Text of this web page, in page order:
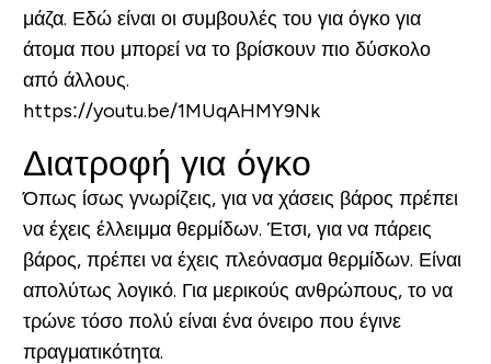
μάζα. Εδώ είναι οι συμβουλές του για όγκο για
άτομα που μπορεί να το βρίσκουν πιο δύσκολο
από άλλους.
https://youtu.be/1MUqAHMY9Nk
Διατροφή για όγκο
Όπως ίσως γνωρίζεις, για να χάσεις βάρος πρέπει
να έχεις έλλειμμα θερμίδων. Έτσι, για να πάρεις
βάρος, πρέπει να έχεις πλεόνασμα θερμίδων. Είναι
απολύτως λογικό. Για μερικούς ανθρώπους, το να
τρώνε τόσο πολύ είναι ένα όνειρο που έγινε
πραγματικότητα.